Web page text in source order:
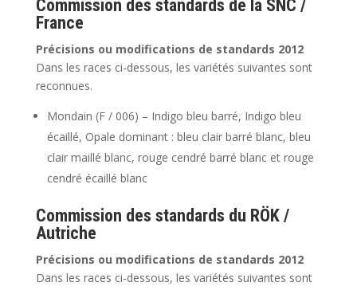
Commission des standards de la SNC /
France
Précisions ou modifications de standards 2012
Dans les races ci-dessous, les variétés suivantes sont
reconnues.
Mondain (F / 006) – Indigo bleu barré, Indigo bleu
écaillé, Opale dominant : bleu clair barré blanc, bleu
clair maillé blanc, rouge cendré barré blanc et rouge
cendré écaillé blanc
Commission des standards du RÖK /
Autriche
Précisions ou modifications de standards 2012
Dans les races ci-dessous, les variétés suivantes sont